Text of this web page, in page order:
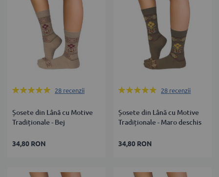
Rating:
28 recenzii
Șosete din Lână cu Motive
Tradiționale - Bej
34,80 RON
Rating:
28 recenzii
Șosete din Lână cu Motive
Tradiționale - Maro deschis
34,80 RON